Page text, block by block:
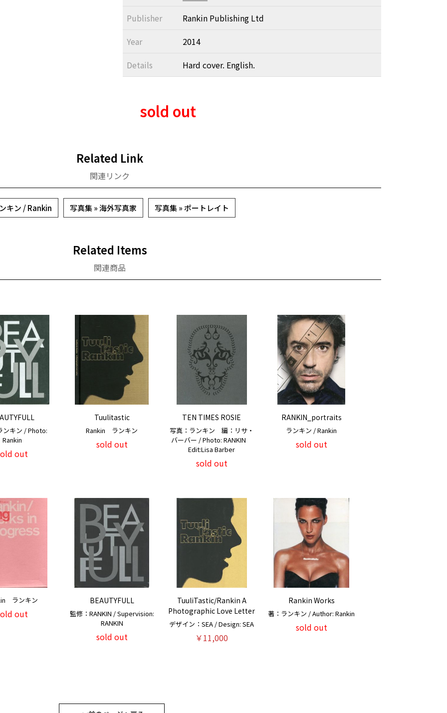
Publisher
Rankin Publishing Ltd
Year
2014
Details
Hard cover. English.
sold out
Related Link
関連リンク
キン / Rankin 写真集 » 海外写真家 写真集 » ポートレイト
Related Items
関連商品
ンキン / Photo:
Rankin
out
Tuulitastic
Rankin ランキン
sold out
TEN TIMES ROSIE
写真：ランキン 編：リサ・
バーバー / Photo: RANKIN
Edit:Lisa Barber
sold out
RANKIN_portraits
ランキン / Rankin
sold out
ランキン
out
BEAUTYFULL
監修：RANKIN / Supervision:
RANKIN
sold out
TuuliTastic/Rankin A
Photographic Love Letter
デザイン：SEA / Design: SEA
￥11,000
Rankin Works
著：ランキン / Author: Rankin
sold out